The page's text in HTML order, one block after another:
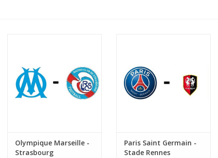
Olympique Marseille -
Strasbourg
Paris Saint Germain -
Stade Rennes